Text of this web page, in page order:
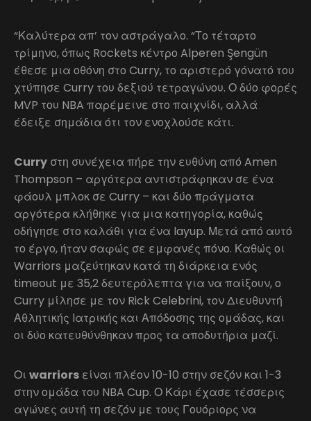
“Καλύτερα απ’ τον αστράγαλο. “Το τέταρτο
τρίμηνο, όπως Rockets κέντρο Alperen Şengün
έθεσε μια οθόνη στο Curry, το αριστερό γόνατό του
χτύπησε Curry του δεξιού τετραγώνου. Ο δύο φορές
MVP του NBA παρέμεινε στο παιχνίδι, αλλά
έδειξε σημάδια ότι τον ενοχλούσε κάτι.
Curry στη συνέχεια πήρε την ευθύνη από Amen
Thompson – αργότερα αντιστράφηκαν σε ένα
φάουλ μπλοκ σε Curry – και δύο πράγματα
αργότερα κλήθηκε για μια κατηγορία, καθώς
οδήγησε στο καλάθι για ένα layup. Μετά από αυτό
το έργο, ήταν σαφώς σε εμφανές πόνο. Καθώς οι
Warriors μαζεύτηκαν κατά τη διάρκεια ενός
timeout με 35,2 δευτερόλεπτα για να παίξουν, ο
Curry μίλησε με τον Rick Celebrini, τον Διευθυντή
Αθλητικής Ιατρικής και Απόδοσης της ομάδας, και
οι δύο κατευθύνθηκαν προς τα αποδυτήρια μαζί.
Οι warriors είναι πλέον 10-10 στην σεζόν και 1-3
στην ομάδα του NBA Cup. Ο Κάρι έχασε τέσσερις
αγώνες αυτή τη σεζόν με τους Γουόριορς να